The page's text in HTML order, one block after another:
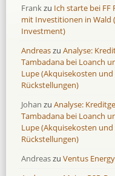
IUVO Group
-
Lenndy
-
Moncera
8,0
Monestro
9,1 %
Neo Finance
Omaraha
IUVO Group
-
Lenndy
Moncera
Monestro
Neo Finance
Omaraha
Frankzu Ich starte bei FF
mit Investitionen in Wald
Investment)
Andreaszu Analyse:
Tambadana bei Loanch
Lupe (Akquisekosten und
Rückstellungen)
Johan zu Analyse:
Tambadana bei Loanch
Lupe (Akquisekosten und
Rückstellungen)
Andreaszu Ventus